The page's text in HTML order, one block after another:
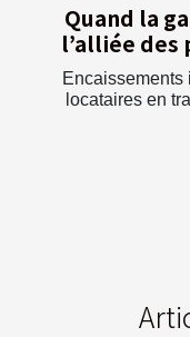
Quand la
l’alliée
Encaissements
locataires en